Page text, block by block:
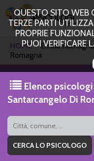
QUESTO SITO WEB
TERZE PARTI
PROPRIE
PUOI VERIFICARE
HOME Emilia Romagna
Romagna
Elenco
Santarcangelo Di